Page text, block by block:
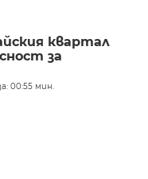
квартал
за
00:55 мин.